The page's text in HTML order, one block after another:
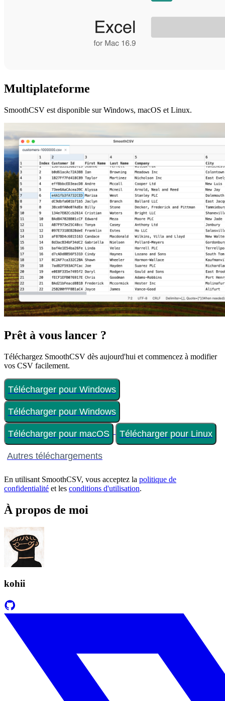
Multiplateforme
SmoothCSV est disponible sur Windows, macOS et Linux.
Prêt à vous lancer ?
Téléchargez SmoothCSV dès aujourd'hui et commencez à modifier
vos CSV facilement.
Télécharger pour Windows
Télécharger pour Windows
Télécharger pour macOS Télécharger pour Linux
Autres téléchargements
En utilisant SmoothCSV, vous acceptez la politique de
confidentialité et les conditions d'utilisation.
À propos de moi
kohii